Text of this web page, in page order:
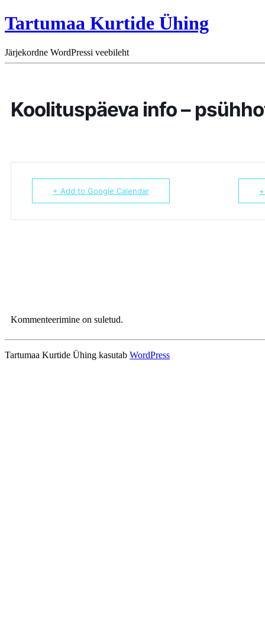
Tartumaa Kurtide Ühing
Järjekordne WordPressi veebileht
Koolituspäeva info –
+ Add to Google Calendar
Kommenteerimine on suletud.
Tartumaa Kurtide Ühing kasutab WordPress